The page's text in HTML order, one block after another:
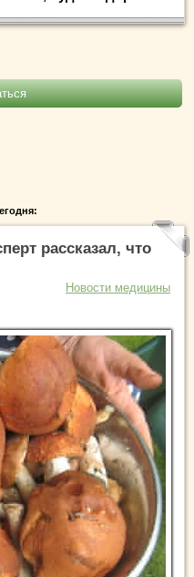
рассказал, что
Новости медицины